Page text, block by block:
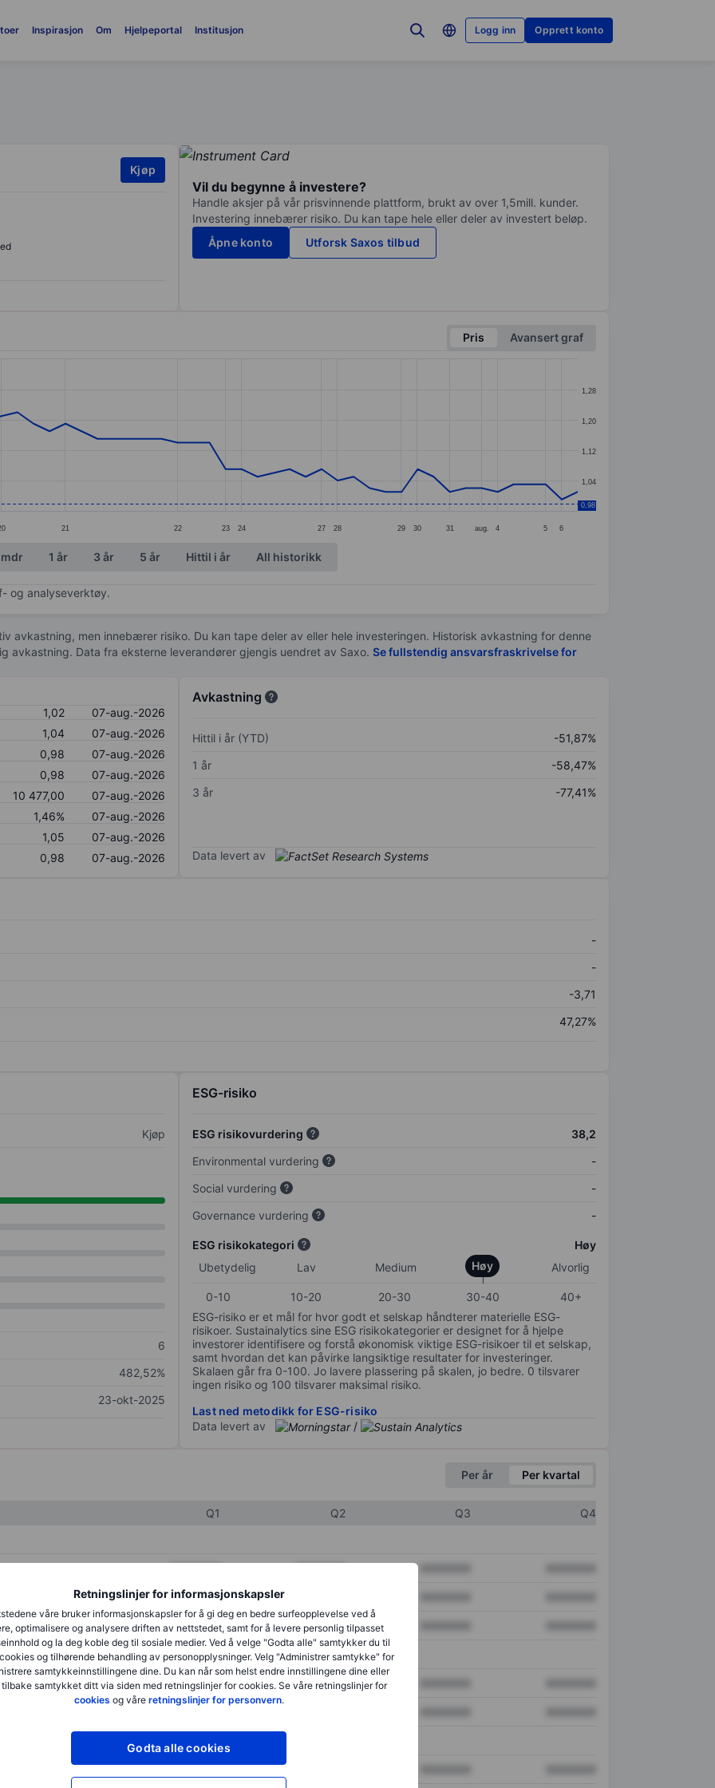
Inspirasjon Om Hjelpeportal Institusjon Logg inn Opprett konto
Retningslinjer for informasjonskapsler
våre bruker informasjonskapsler for å gi deg en bedre surfeopplevelse ved å
optimalisere og analysere driften av nettstedet, samt for å levere personlig tilpasset
og la deg koble deg til sosiale medier. Ved å velge "Godta alle" samtykker du til
og tilhørende behandling av personopplysninger. Velg "Administrer samtykke" for
samtykkeinnstillingene dine. Du kan når som helst endre innstillingene dine eller
samtykket ditt via siden med retningslinjer for cookies. Se våre retningslinjer for
cookies og våre retningslinjer for personvern.
Godta alle cookies
Kjøp
Vil du begynne å investere?
Handle aksjer på vår prisvinnende plattform, brukt av over 1,5mill. kunder.
Investering innebærer risiko. Du kan tape hele eller deler av investert beløp.
Åpne konto
Utforsk Saxos tilbud
Pris Avansert graf
Data ranges from 0.99 to 1.35.
21 22 23 24 27 28 29 30 31 aug. 4 5 6
1,04
1,12
1,20
1,28
0,98
1 år 3 år 5 år Hittil i år All historikk
og analyseverktøy.
avkastning, men innebærer risiko. Du kan tape deler av eller hele investeringen. Historisk avkastning for denne
avkastning. Data fra eksterne leverandører gjengis uendret av Saxo. Se fullstendig ansvarsfraskrivelse for
1,02
07-aug.-2026
1,04
07-aug.-2026
0,98
07-aug.-2026
0,98
07-aug.-2026
10 477,00
07-aug.-2026
1,46%
07-aug.-2026
1,05
07-aug.-2026
0,98
07-aug.-2026
Avkastning
Hittil i år (YTD)
-51,87%
1 år
-58,47%
3 år
-77,41%
Data levert av
-
-
-3,71
47,27%
Kjøp
6
482,52%
23-okt-2025
ESG-risiko
ESG risikovurdering
38,2
Environmental vurdering
-
Social vurdering
-
Governance vurdering
-
ESG risikokategori
Høy
Ubetydelig
Lav Medium Høy Alvorlig
0-10 10-20 20-30 30-40
40+
ESG-risiko er et mål for hvor godt et selskap håndterer materielle ESG-
risikoer. Sustainalytics sine ESG risikokategorier er designet for å hjelpe
investorer identifisere og forstå økonomisk viktige ESG-risikoer til et selskap,
samt hvordan det kan påvirke langsiktige resultater for investeringer.
Skalaen går fra 0-100. Jo lavere plassering på skalen, jo bedre. 0 tilsvarer
ingen risiko og 100 tilsvarer maksimal risiko.
Last ned metodikk for ESG-risiko
Data levert av
/
Per år Per kvartal
Q1 Q2 Q3 Q4
XXXXXXX
XXXXXXX XXXXXXX
XXXXXXX XXXXXXX
XXXXXXX